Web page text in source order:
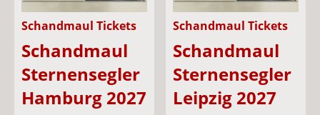
Schandmaul Tickets
Schandmaul
Sternensegler
Hamburg 2027
Schandmaul Tickets
Schandmaul
Sternensegler
Leipzig 2027